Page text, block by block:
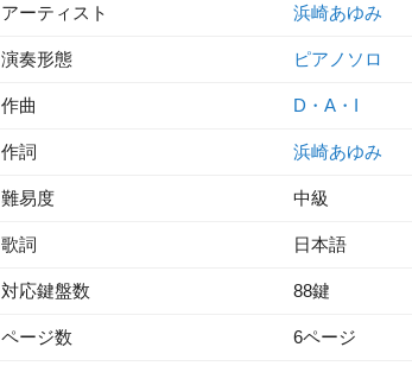
アーティスト 浜崎あゆみ
演奏形態 ピアノソロ
作曲 D・A・I
作詞 浜崎あゆみ
難易度 中級
歌詞 日本語
対応鍵盤数 88鍵
ページ数 6ページ